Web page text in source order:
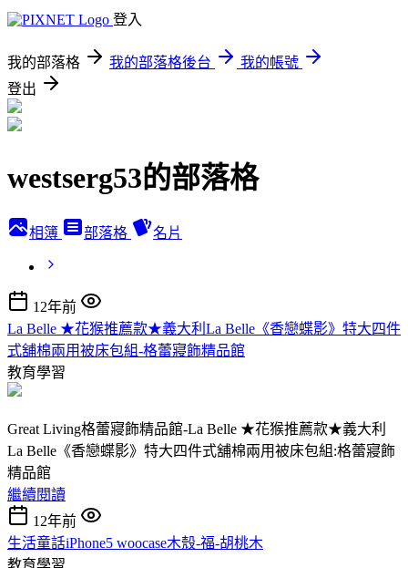
登入
我的部落格 我的部落格後台
我的帳號
登出
westserg53的部落格
相簿 部落格 名片
12年前
La Belle ★花猴推薦款★義大利La Belle《香戀蝶影》特大四件
式舖棉兩用被床包組-格蕾寢飾精品館
教育學習
Great Living格蕾寢飾精品館-La Belle ★花猴推薦款★義大利
La Belle《香戀蝶影》特大四件式舖棉兩用被床包組:格蕾寢飾
精品館
繼續閱讀
12年前
生活童話iPhone5 woocase木殼-福-胡桃木
教育學習